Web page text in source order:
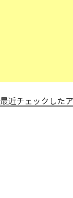
最近チェックした